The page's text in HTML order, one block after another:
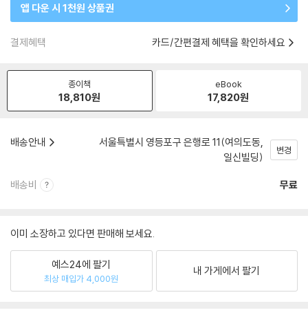
앱 다운 시 1천원 상품권
결제혜택 카드/간편결제 혜택을 확인하세요
종이책
18,810원
eBook
17,820원
배송안내
서울특별시 영등포구 은행로 11(여의도동,
일신빌딩)
변경
배송비 무료
이미 소장하고 있다면 판매해 보세요.
예스24에 팔기
최상 매입가 4,000원
내 가게에서 팔기